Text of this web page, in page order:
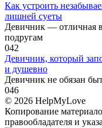
Как устроить
лишней суеты
Девичник — отличная
подругам
042
Девичник, который
и душевно
Девичник не обязан
046
© 2026 HelpMyLove
Копирование
правообладателя и